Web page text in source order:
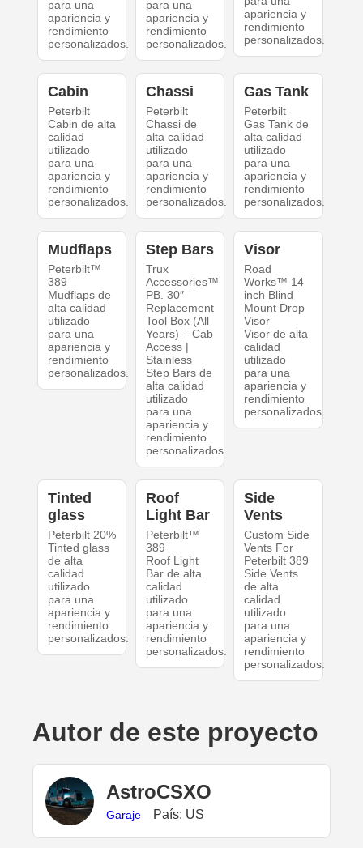
para una
apariencia y
rendimiento
personalizados.
para una
apariencia y
rendimiento
personalizados.
apariencia y
rendimiento
personalizados.
Cabin
Peterbilt
Cabin de alta
calidad
utilizado
para una
apariencia y
rendimiento
personalizados.
Chassi
Peterbilt
Chassi de
alta calidad
utilizado
para una
apariencia y
rendimiento
personalizados.
Gas Tank
Peterbilt
Gas Tank de
alta calidad
utilizado
para una
apariencia y
rendimiento
personalizados.
Mudflaps
Peterbilt™
389
Mudflaps de
alta calidad
utilizado
para una
apariencia y
rendimiento
personalizados.
Step Bars
Trux
Accessories™
PB. 30″
Replacement
Tool Box (All
Years) – Cab
Access |
Stainless
Step Bars de
alta calidad
utilizado
para una
apariencia y
rendimiento
personalizados.
Visor
Road
Works™ 14
inch Blind
Mount Drop
Visor
Visor de alta
calidad
utilizado
para una
apariencia y
rendimiento
personalizados.
Tinted
glass
Peterbilt 20%
Tinted glass
de alta
calidad
utilizado
para una
apariencia y
rendimiento
personalizados.
Roof
Light Bar
Peterbilt™
389
Roof Light
Bar de alta
calidad
utilizado
para una
apariencia y
rendimiento
personalizados.
Side
Vents
Custom Side
Vents For
Peterbilt 389
Side Vents
de alta
calidad
utilizado
para una
apariencia y
rendimiento
personalizados.
Autor de este proyecto
AstroCSXO
Garaje País: US